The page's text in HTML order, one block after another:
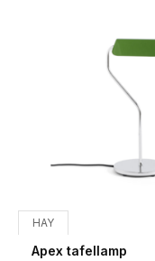
HAY
Apex tafellamp